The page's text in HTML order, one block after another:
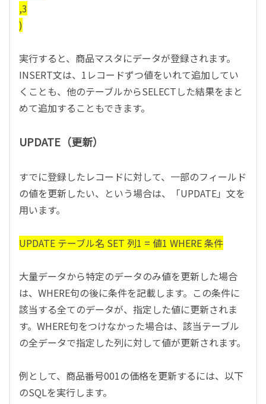
,3
)
実行すると、商品マスタにデータが登録されます。
INSERT文は、1レコードずつ値をいれて追加してい
くことも、他のテーブルからSELECTした結果をまと
めて追加することもできます。
UPDATE（更新）
すでに登録したレコードに対して、一部のフィールド
の値を更新したい、という場合は、「UPDATE」文を
用います。
UPDATE テーブル名 SET 列1 = 値1 WHERE 条件
大量データから特定のデータのみ値を更新した場合
は、WHERE句の後に条件を記載します。この条件に
該当する全てのデータが、指定した値に更新されま
す。WHERE句をつけなかった場合は、該当テーブル
の全データで指定した列に対して値が更新されます。
例として、商品番号001の価格を更新するには、以下
のSQLを実行します。